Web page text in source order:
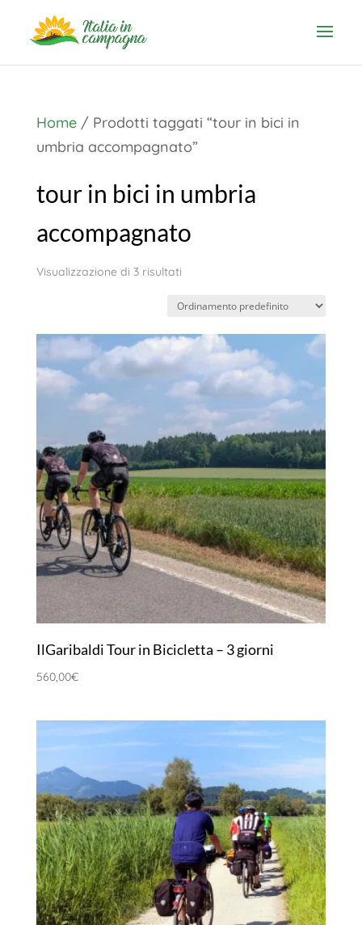
Home/ Prodotti taggati “tour in bici in
umbria accompagnato”
tour in bici in umbria
accompagnato
Visualizzazione di 3 risultati
IlGaribaldi Tour in Bicicletta – 3 giorni
560,00€